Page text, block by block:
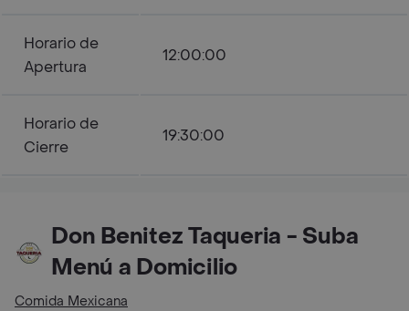
Horario de
Apertura
12:00:00
Horario de
Cierre
19:30:00
Don Benitez Taqueria - Suba
Menú a Domicilio
Comida Mexicana